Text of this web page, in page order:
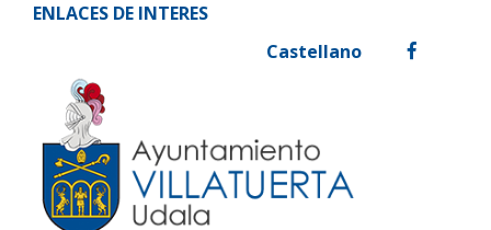
Ir al contenido
Ayuntamiento de
ENLACES DE INTERES
Castellano
facebook